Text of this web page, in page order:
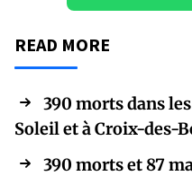
READ MORE
390 morts dans
Soleil et à Croix-des-
390 morts et 87